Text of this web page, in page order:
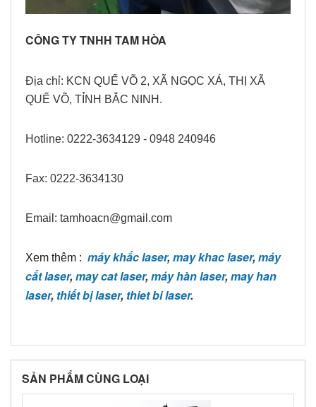
CÔNG TY TNHH TAM HÒA
Địa chỉ: KCN QUẾ VÕ 2, XÃ NGỌC XÁ, THỊ XÃ
QUẾ VÕ, TỈNH BẮC NINH.
Hotline: 0222-3634129 - 0948 240946
Fax: 0222-3634130
Email: tamhoacn@gmail.com
Xem thêm : máy khắc laser, may khac laser, máy
cắt laser, may cat laser, máy hàn laser, may han
laser, thiết bị laser, thiet bi laser.
SẢN PHẨM CÙNG LOẠI